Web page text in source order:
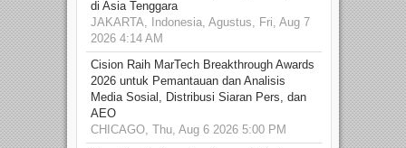
di Asia Tenggara
JAKARTA, Indonesia, Agustus, Fri, Aug 7
2026 4:14 AM
Cision Raih MarTech Breakthrough Awards
2026 untuk Pemantauan dan Analisis
Media Sosial, Distribusi Siaran Pers, dan
AEO
CHICAGO, Thu, Aug 6 2026 5:00 PM